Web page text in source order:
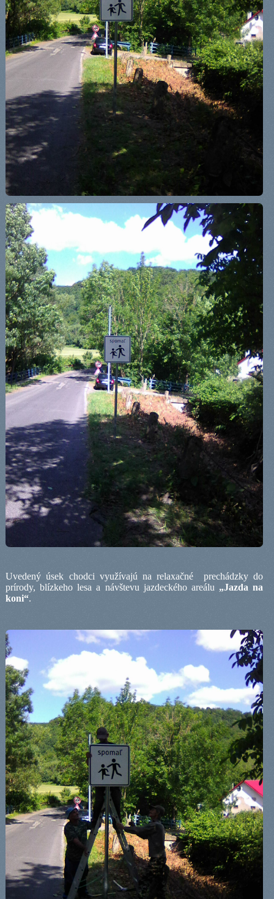
Uvedený úsek chodci využívajú na relaxačné
prechádzky do
prírody, blízkeho lesa a návštevu jazdeckého areálu „Jazda na
koni“.